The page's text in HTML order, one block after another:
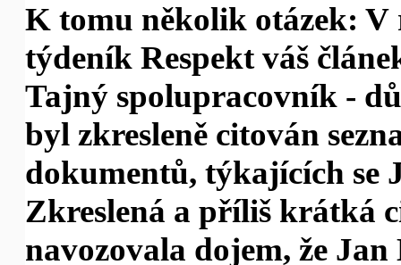
K tomu několik otázek: V
týdeník Respekt váš
Tajný spolupracovník -
byl zkresleně citován
dokumentů, týkajících se
Zkreslená a příliš krátká
navozovala dojem, že